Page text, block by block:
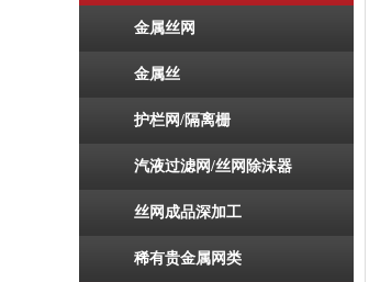
金属丝网
金属丝
护栏网/隔离栅
汽液过滤网/丝网除沫器
丝网成品深加工
稀有贵金属网类